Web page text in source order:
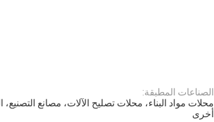
الصناعات المطبقة:
محلات مواد البناء، محلات تصليح الآلات، مصانع التصنيع،
أخرى